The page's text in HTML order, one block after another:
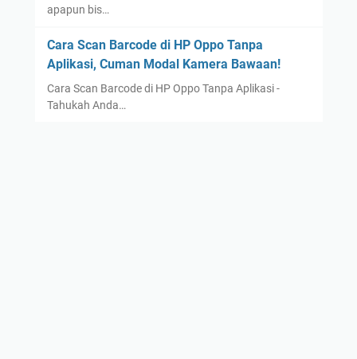
apapun bis…
Cara Scan Barcode di HP Oppo Tanpa
Aplikasi, Cuman Modal Kamera Bawaan!
Cara Scan Barcode di HP Oppo Tanpa Aplikasi -
Tahukah Anda…